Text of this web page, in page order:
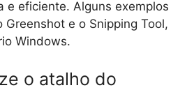
e eficiente. Alguns exemplos
Greenshot e o Snipping Tool,
Windows.
o atalho do